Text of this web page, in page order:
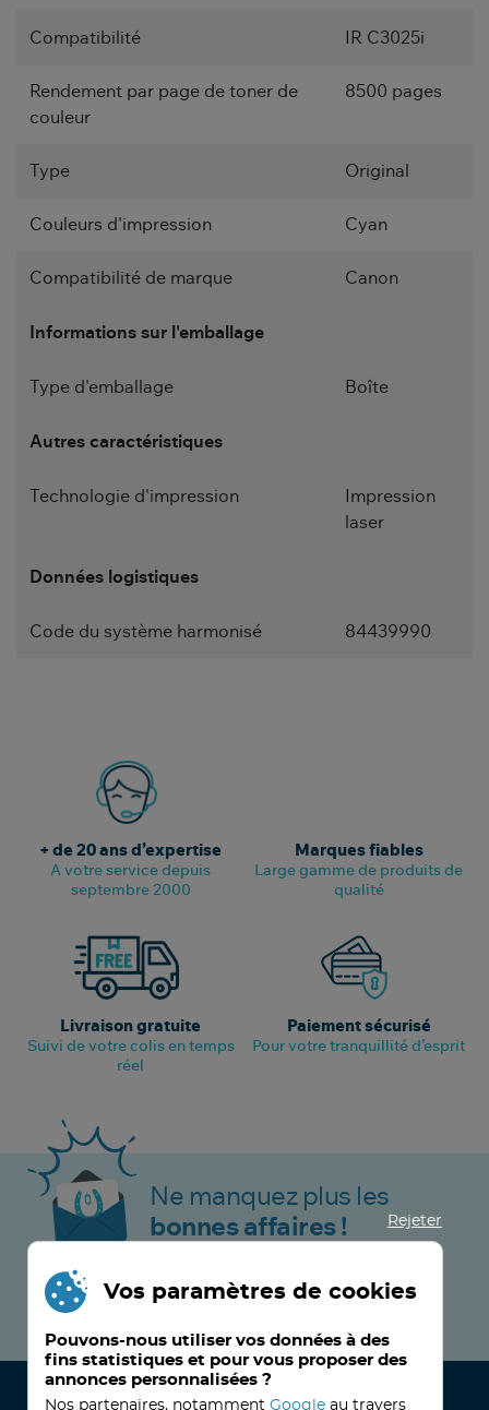
Compatibilité IR C3025i
Rendement par page de toner de
couleur
8500 pages
Type Original
Couleurs d'impression Cyan
Compatibilité de marque Canon
Informations sur l'emballage
Type d'emballage Boîte
Autres caractéristiques
Technologie d'impression
Impression
laser
Données logistiques
Code du système harmonisé 84439990
+ de 20 ans d’expertise
A votre service depuis
septembre 2000
Marques fiables
Large gamme de produits de
qualité
Livraison gratuite
Suivi de votre colis en temps
réel
Paiement sécurisé
Pour votre tranquillité d’esprit
Ne manquez plus les
bonnes affaires !
JE M’INSCRIS MAINTENANT !
Rejeter
Vos paramètres de cookies
Pouvons-nous utiliser vos données à des
fins statistiques et pour vous proposer des
annonces personnalisées ?
Nos partenaires, notamment Google au travers